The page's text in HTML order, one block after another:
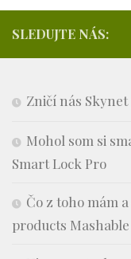
SLEDUJTE NÁS:
Zničí nás
Mohol som si
Smart Lock Pro
Čo z toho mám
products